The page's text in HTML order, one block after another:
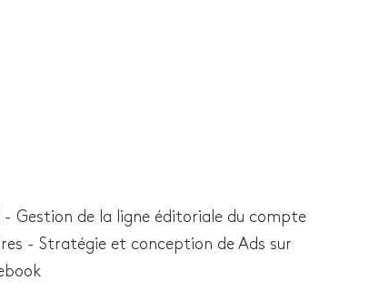
- Gestion de la ligne éditoriale du compte
- Stratégie et conception de Ads sur